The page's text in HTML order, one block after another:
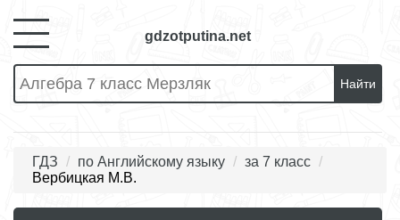
gdzotputina.net
Найти
ГДЗ по Английскому языку
за 7 класс
Вербицкая М.В.